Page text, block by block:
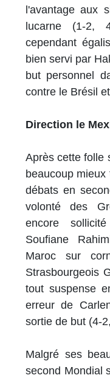
l'avantage aux
lucarne (1-2,
cependant
bien servi par
but personnel
contre le Brésil
Direction le
Après cette folle
beaucoup
débats en
volonté des
encore
Soufiane
Maroc sur
Strasbourgeois
tout suspense
erreur de
sortie de but (4-
Malgré ses
second Mondial